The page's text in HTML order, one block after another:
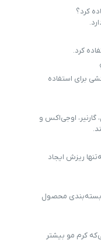
کرد؟
کرد.
برای استفاده
گارنیر، اوجی‌اکس و
ریزش ایجاد
بسته‌بندی محصول
کرم مو بیشتر